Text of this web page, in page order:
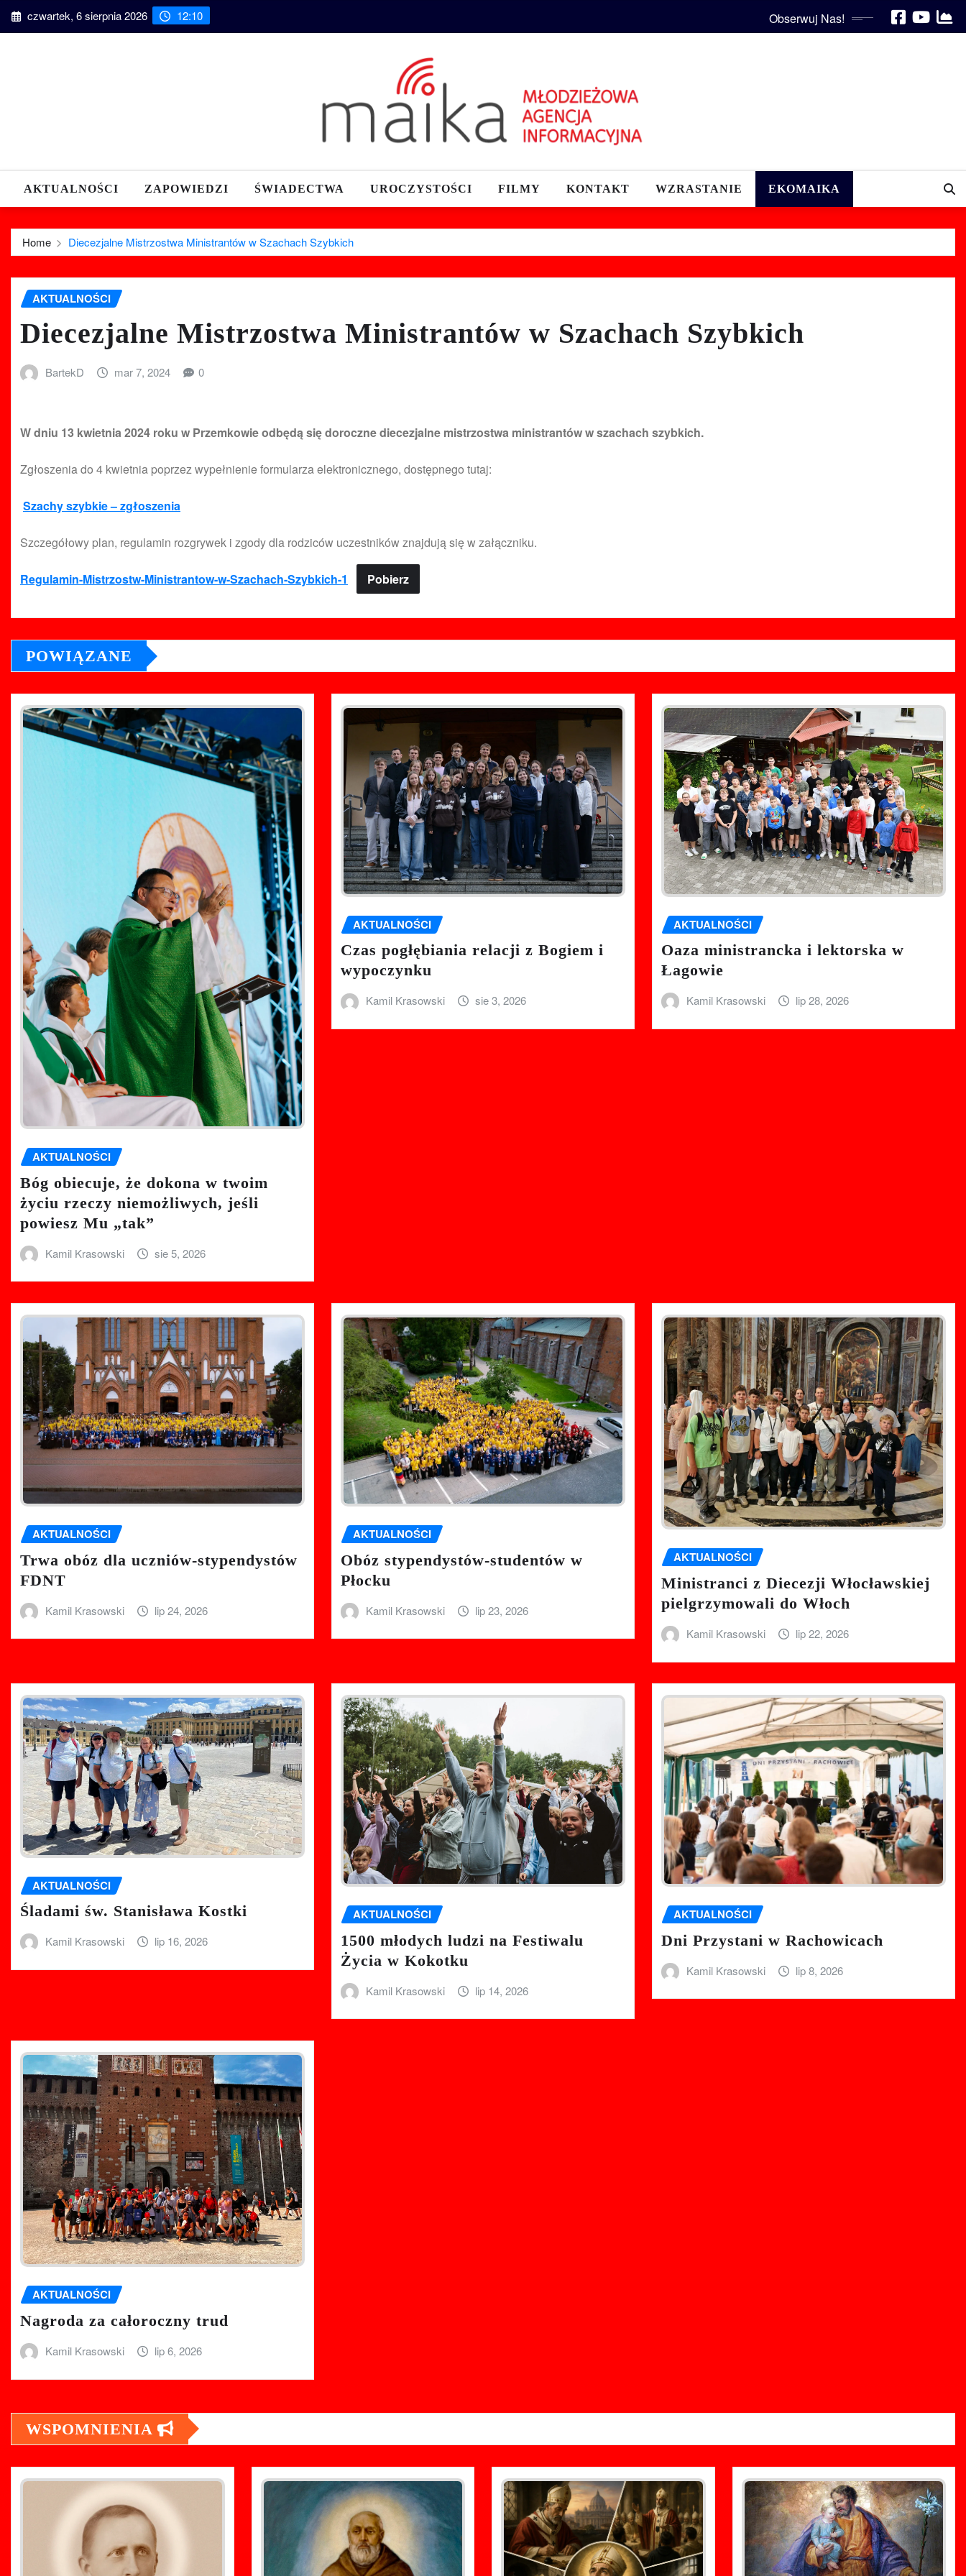
Skip czwartek, 6 sierpnia 2026 12:10 Obserwuj Nas!
AKTUALNOŚCI ZAPOWIEDZI ŚWIADECTWA UROCZYSTOŚCI FILMY KONTAKT WZRASTANIE EKOMAIKA
Home Diecezjalne Mistrzostwa Ministrantów w Szachach Szybkich
AKTUALNOŚCI
Diecezjalne Mistrzostwa Ministrantów w Szachach Szybkich
BartekD mar 7, 2024 0
W dniu 13 kwietnia 2024 roku w Przemkowie odbędą się doroczne diecezjalne mistrzostwa ministrantów w szachach szybkich.
Zgłoszenia do 4 kwietnia poprzez wypełnienie formularza elektronicznego, dostępnego tutaj:
Szachy szybkie – zgłoszenia
Szczegółowy plan, regulamin rozgrywek i zgody dla rodziców uczestników znajdują się w załączniku.
Regulamin-Mistrzostw-Ministrantow-w-Szachach-Szybkich-1 Pobierz
POWIĄZANE
AKTUALNOŚCI
Bóg obiecuje, że dokona w twoim
życiu rzeczy niemożliwych, jeśli
powiesz Mu „tak”
Kamil Krasowski sie 5, 2026
AKTUALNOŚCI
Czas pogłębiania relacji z Bogiem i
wypoczynku
Kamil Krasowski sie 3, 2026
AKTUALNOŚCI
Oaza ministrancka i lektorska w
Łagowie
Kamil Krasowski lip 28, 2026
AKTUALNOŚCI
Trwa obóz dla uczniów-stypendystów
FDNT
Kamil Krasowski lip 24, 2026
AKTUALNOŚCI
Obóz stypendystów-studentów w
Płocku
Kamil Krasowski lip 23, 2026
AKTUALNOŚCI
Ministranci z Diecezji Włocławskiej
pielgrzymowali do Włoch
Kamil Krasowski lip 22, 2026
AKTUALNOŚCI
Śladami św. Stanisława Kostki
Kamil Krasowski lip 16, 2026
AKTUALNOŚCI
1500 młodych ludzi na Festiwalu
Życia w Kokotku
Kamil Krasowski lip 14, 2026
AKTUALNOŚCI
Dni Przystani w Rachowicach
Kamil Krasowski lip 8, 2026
AKTUALNOŚCI
Nagroda za całoroczny trud
Kamil Krasowski lip 6, 2026
WSPOMNIENIA